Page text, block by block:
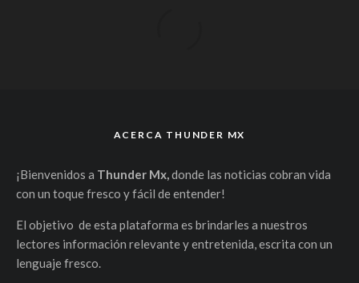
ACERCA THUNDER MX
¡Bienvenidos a Thunder Mx,donde las noticias cobran vida
con un toque fresco y fácil de entender!
El objetivo de esta plataforma es brindarles a nuestros
lectores información relevante y entretenida, escrita con un
lenguaje fresco.